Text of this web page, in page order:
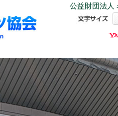
公益財団法人